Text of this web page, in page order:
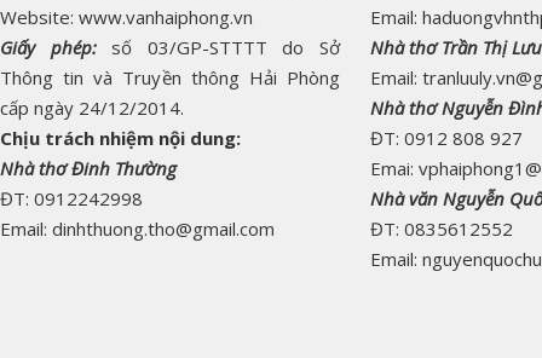
Website: www.vanhaiphong.vn
Giấy phép:
số 03/GP-STTTT do Sở
Thông tin và Truyền thông Hải Phòng
cấp ngày 24/12/2014.
Chịu trách nhiệm nội dung:
Nhà thơ Đinh Thường
ĐT: 0912242998
Email: dinhthuong.tho@gmail.com
Email:
Nhà thơ Trần Thị
Email:
Nhà thơ Nguyễn
ĐT: 0912 808 927
Emai:
Nhà văn Nguyễn
ĐT: 0835612552
Email: